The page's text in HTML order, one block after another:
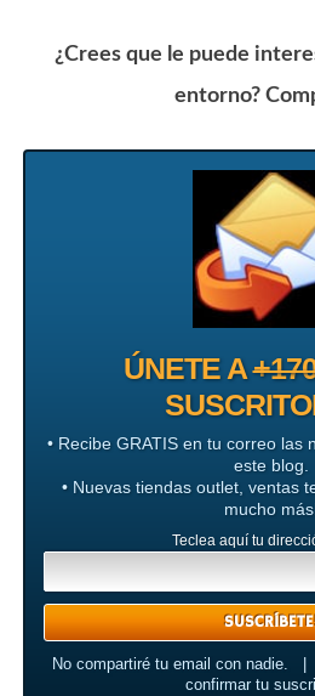
¿Crees que le puede
entorno?
ÚNETE A
• Recibe GRATIS en tu correo las
este blog.
• Nuevas tiendas outlet, ventas
mucho
Teclea aquí tu
No compartiré tu email con nadie. |
confirmar tu